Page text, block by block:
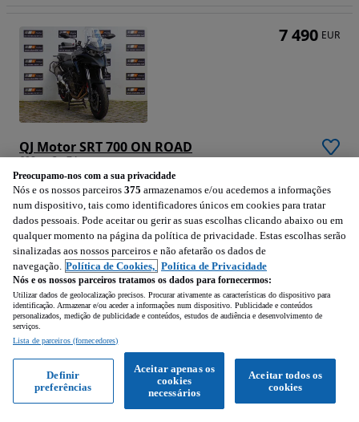
QJ Motor SRT 700 ON ROAD
698 cm3 • 74 cv
1 km 698 cm3 2026
Vila Nova de Famalicão (Braga)
Profissional • Publicado
Ver anúncios
7 490 EUR
2 390 EUR
Preocupamo-nos com a sua privacidade
Nós e os nossos parceiros 375 armazenamos e/ou acedemos a informações
num dispositivo, tais como identificadores únicos em cookies para tratar
dados pessoais. Pode aceitar ou gerir as suas escolhas clicando abaixo ou em
qualquer momento na página da política de privacidade. Estas escolhas serão
sinalizadas aos nossos parceiros e não afetarão os dados de
navegação. Política de Cookies, Política de Privacidade
Nós e os nossos parceiros tratamos os dados para fornecermos:
Utilizar dados de geolocalização precisos. Procurar ativamente as características do dispositivo para
identificação. Armazenar e/ou aceder a informações num dispositivo. Publicidade e conteúdos
personalizados, medição de publicidade e conteúdos, estudos de audiência e desenvolvimento de
serviços.
Lista de parceiros (fornecedores)
Aceitar todos os
cookies
Aceitar apenas os
cookies
necessários
Definir
preferências